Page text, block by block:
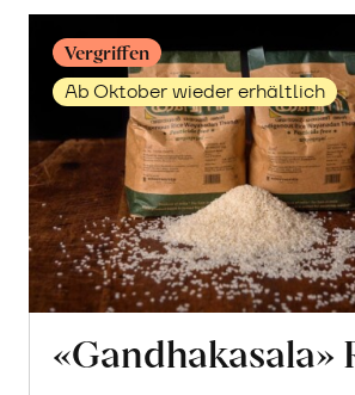
Vergriffen
Ab Oktober wieder erhältlich
«Gandhakasala»